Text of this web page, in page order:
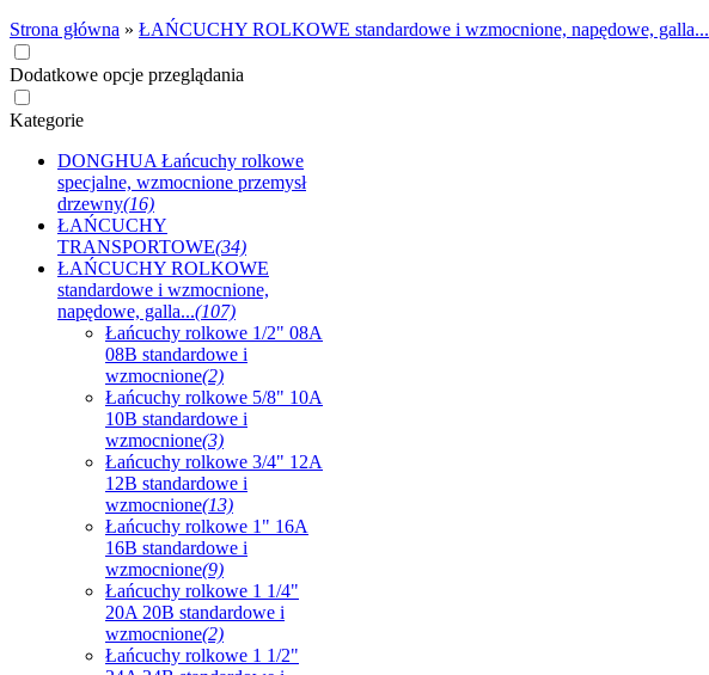
Strona główna » ŁAŃCUCHY ROLKOWE standardowe i wzmocnione, napędowe, galla...
Dodatkowe opcje przeglądania
Kategorie
DONGHUA Łańcuchy rolkowe
specjalne, wzmocnione przemysł
drzewny(16)
ŁAŃCUCHY
TRANSPORTOWE(34)
ŁAŃCUCHY ROLKOWE
standardowe i wzmocnione,
napędowe, galla...(107)
Łańcuchy rolkowe 1/2" 08A
08B standardowe i
wzmocnione(2)
Łańcuchy rolkowe 5/8" 10A
10B standardowe i
wzmocnione(3)
Łańcuchy rolkowe 3/4" 12A
12B standardowe i
wzmocnione(13)
Łańcuchy rolkowe 1" 16A
16B standardowe i
wzmocnione(9)
Łańcuchy rolkowe 1 1/4"
20A 20B standardowe i
wzmocnione(2)
Łańcuchy rolkowe 1 1/2"